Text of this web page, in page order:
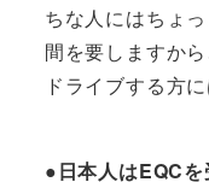
ちな人にはちょ
間を要しますか
ドライブする方
●日本人はEQC